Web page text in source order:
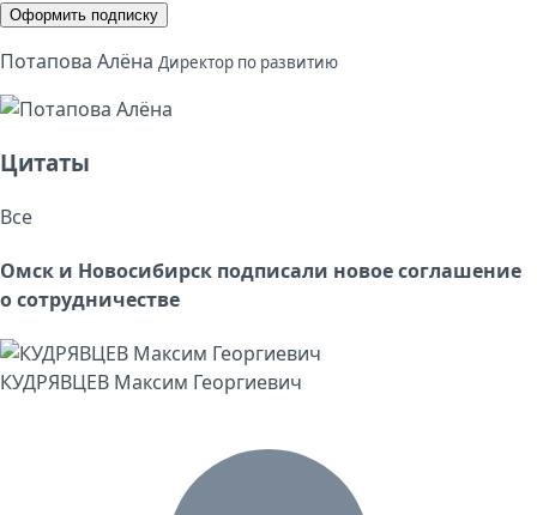
Оформить подписку
Потапова Алёна Директор по развитию
Цитаты
Все
Омск и Новосибирск подписали новое соглашение
о сотрудничестве
КУДРЯВЦЕВ Максим Георгиевич